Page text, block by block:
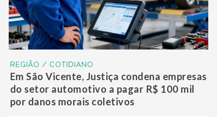
REGIÃO / COTIDIANO
Em São Vicente, Justiça condena empresas
do setor automotivo a pagar R$ 100 mil
por danos morais coletivos